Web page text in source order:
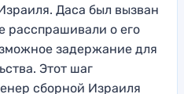
Даса был вызван
расспрашивали о его
задержание для
Этот шаг
сборной Израиля